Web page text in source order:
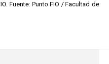
Fuente: Punto FIO / Facultad de